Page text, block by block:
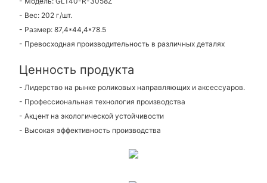
- Вес: 202 г/шт.
- Размер: 87,4*44,4*78.5
- Превосходная производительность в различных деталях
Ценность продукта
- Лидерство на рынке роликовых направляющих и аксессуаров.
- Профессиональная технология производства
- Акцент на экологической устойчивости
- Высокая эффективность производства